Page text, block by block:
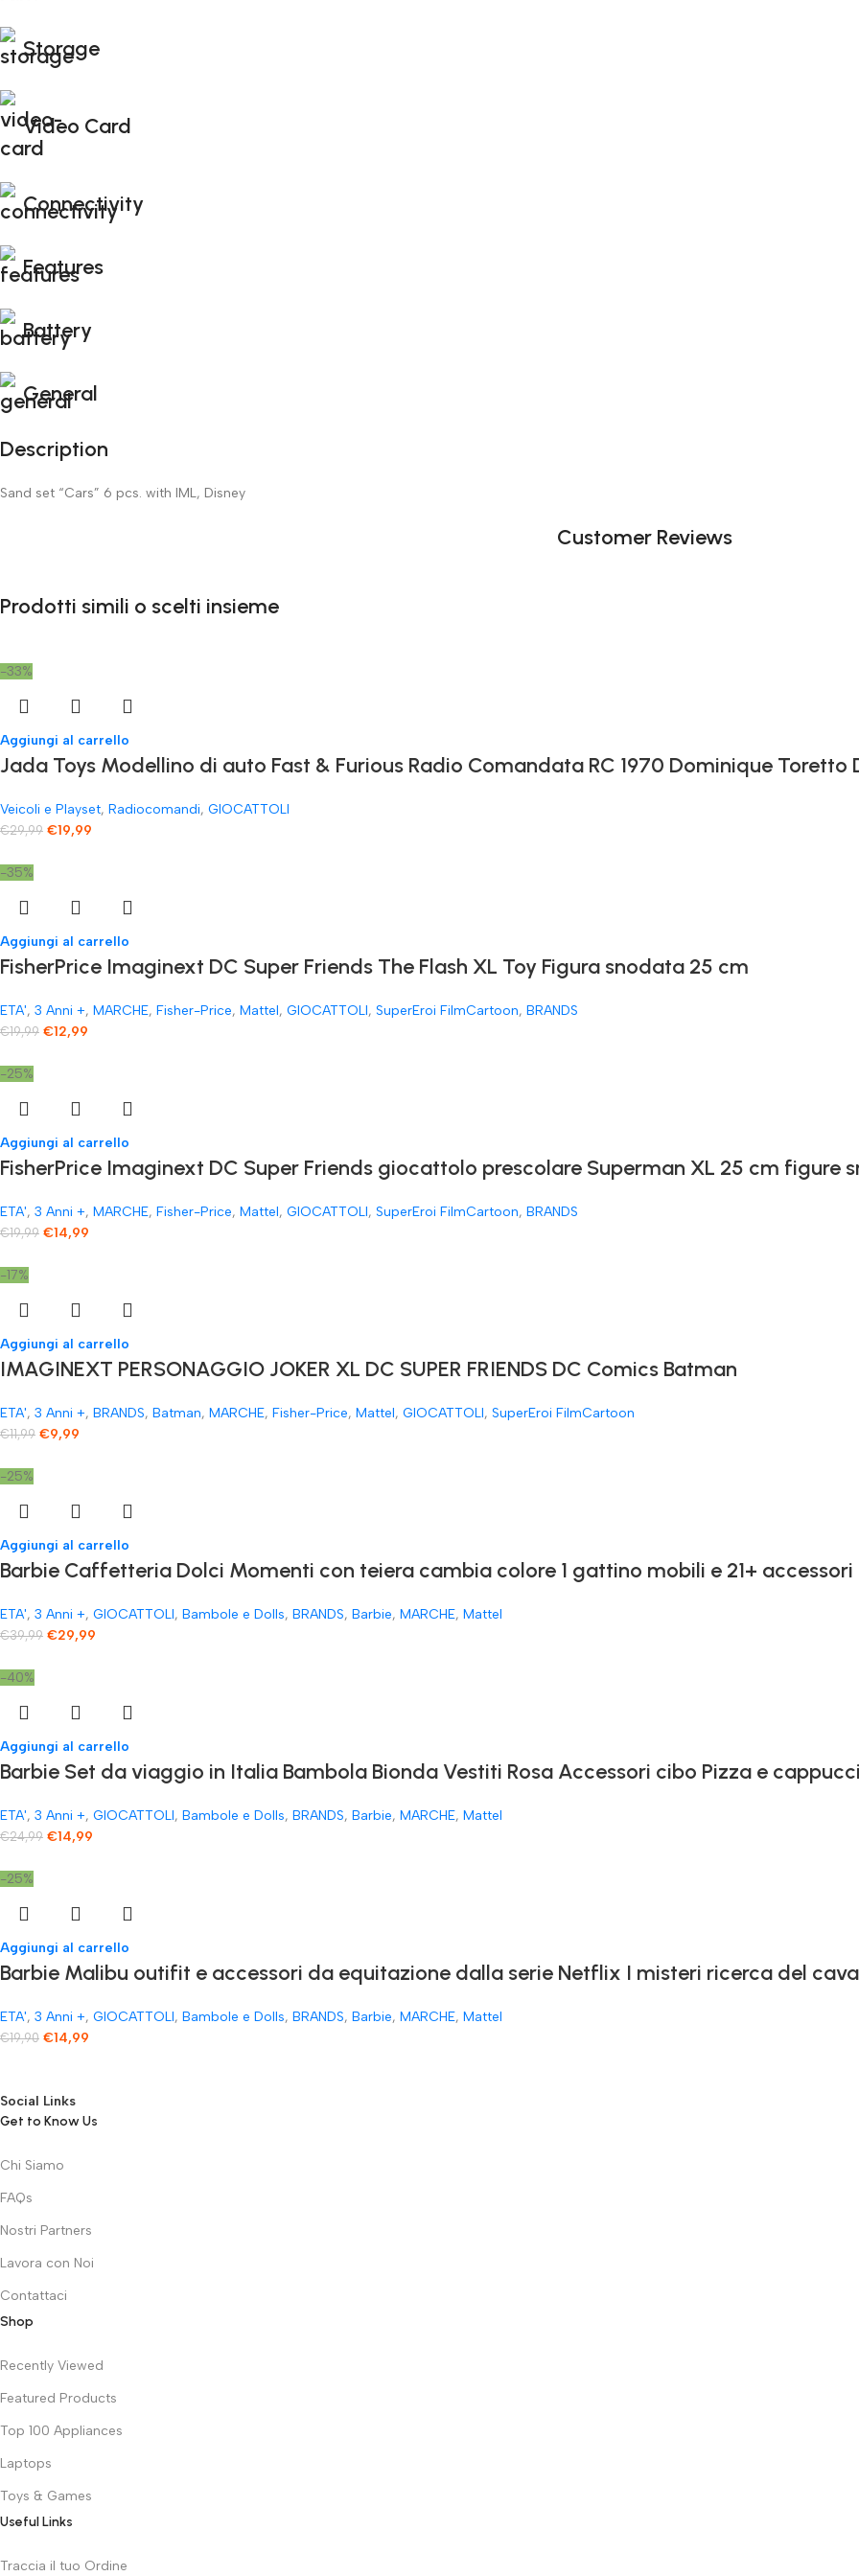
Storage
Video Card
Connectivity
Features
Battery
General
Description
Sand set “Cars” 6 pcs. with IML, Disney
Customer Reviews
Prodotti simili o scelti insieme
-33%
Aggiungi al carrello
Jada Toys Modellino di auto Fast & Furious Radio Comandata RC 1970 Dominique Toretto
Veicoli e Playset, Radiocomandi, GIOCATTOLI
€29,99 €19,99
-35%
Aggiungi al carrello
FisherPrice Imaginext DC Super Friends The Flash XL Toy Figura snodata 25 cm
ETA', 3 Anni +, MARCHE, Fisher-Price, Mattel, GIOCATTOLI, SuperEroi FilmCartoon, BRANDS
€19,99 €12,99
-25%
Aggiungi al carrello
FisherPrice Imaginext DC Super Friends giocattolo prescolare Superman XL 25 cm figure
ETA', 3 Anni +, MARCHE, Fisher-Price, Mattel, GIOCATTOLI, SuperEroi FilmCartoon, BRANDS
€19,99 €14,99
-17%
Aggiungi al carrello
IMAGINEXT PERSONAGGIO JOKER XL DC SUPER FRIENDS DC Comics Batman
ETA', 3 Anni +, BRANDS, Batman, MARCHE, Fisher-Price, Mattel, GIOCATTOLI, SuperEroi FilmCartoon
€11,99 €9,99
-25%
Aggiungi al carrello
​Barbie Caffetteria Dolci Momenti con teiera cambia colore 1 gattino mobili e 21+ accessori
ETA', 3 Anni +, GIOCATTOLI, Bambole e Dolls, BRANDS, Barbie, MARCHE, Mattel
€39,99 €29,99
-40%
Aggiungi al carrello
Barbie Set da viaggio in Italia Bambola Bionda Vestiti Rosa Accessori cibo Pizza e
ETA', 3 Anni +, GIOCATTOLI, Bambole e Dolls, BRANDS, Barbie, MARCHE, Mattel
€24,99 €14,99
-25%
Aggiungi al carrello
Barbie Malibu outifit e accessori da equitazione dalla serie Netflix I misteri ricerca del
ETA', 3 Anni +, GIOCATTOLI, Bambole e Dolls, BRANDS, Barbie, MARCHE, Mattel
€19,90 €14,99
Social Links
Get to Know Us
Chi Siamo
FAQs
Nostri Partners
Lavora con Noi
Contattaci
Shop
Recently Viewed
Featured Products
Top 100 Appliances
Laptops
Toys & Games
Useful Links
Traccia il tuo Ordine